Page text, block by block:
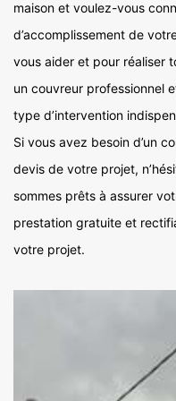
maison et voulez-vous
d’accomplissement de
vous aider et pour réaliser
un couvreur professionnel
type d’intervention
Si vous avez besoin d’un
devis de votre projet,
sommes prêts à assurer
prestation gratuite et
votre projet.